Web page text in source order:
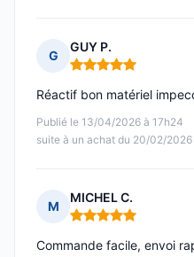
G
GUY P.
Note : 5 sur 5
Publié le 13/04/2026 à 17h24
suite à un achat du 20/02/2026
Réactif bon matériel
M
MICHEL C.
Note : 5 sur 5
Commande facile, envoi